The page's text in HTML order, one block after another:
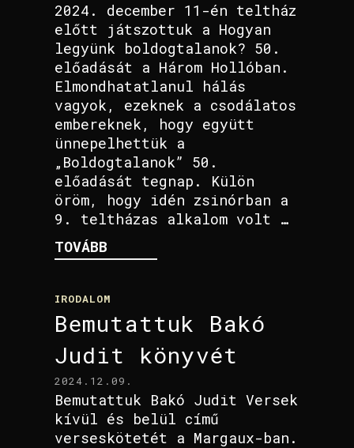
2024. december 11-én teltház
előtt játszottuk a Hogyan
legyünk boldogtalanok? 50.
előadását a Három Hollóban.
Elmondhatatlanul hálás
vagyok, ezeknek a csodálatos
embereknek, hogy együtt
ünnepelhettük a
„Boldogtalanok” 50.
előadását tegnap. Külön
öröm, hogy idén zsinórban a
9. teltházas alkalom volt …
TOVÁBB
IRODALOM
Bemutattuk Bakó
Judit könyvét
2024.12.09.
Bemutattuk Bakó Judit Versek
kívül és belül című
verseskötetét a Margaux-ban.